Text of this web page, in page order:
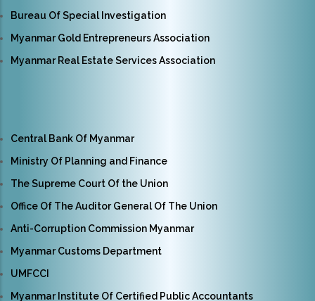
Bureau Of Special Investigation
Myanmar Gold Entrepreneurs Association
Myanmar Real Estate Services Association
Central Bank Of Myanmar
Ministry Of Planning and Finance
The Supreme Court Of the Union
Office Of The Auditor General Of The Union
Anti-Corruption Commission Myanmar
Myanmar Customs Department
UMFCCI
Myanmar Institute Of Certified Public Accountants